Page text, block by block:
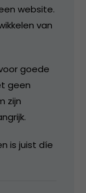
website.
van
goede
geen
zijn
is juist díe